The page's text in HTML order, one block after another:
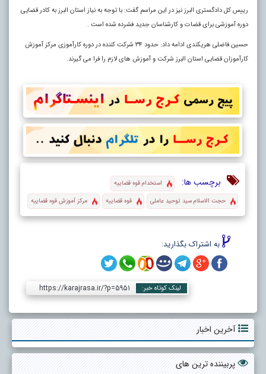
رییس کل دادگستری البرز نیز در این مراسم گفت: با توجه به نیاز استان البرز به کادر قضایی
دوره آموزشی برای قضات و کارشناسان جدید فشرده شده است .
حسین فاضلی هریکندی ادامه داد: حدود ۳۴ شرکت کننده در دوره کارآموزی مرکز آموزش
کارآموزان قضایی استان البرز شرکت و آموزش های لازم را فرا می گیرند.
برچسب ها:
استخدام قوه قضاییه
حجت الاسلام سید توحید عاملی
قوه قضاییه مرکز آموزش قوه قضاییه
به اشتراک بگذارید:
لینک کوتاه خبر: https://karajrasa.ir/?p=5951
آخرین اخبار
پربیننده ترین های